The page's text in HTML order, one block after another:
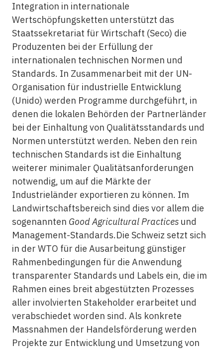
Integration in internationale
Wertschöpfungsketten unterstützt das
Staatssekretariat für Wirtschaft (Seco) die
Produzenten bei der Erfüllung der
internationalen technischen Normen und
Standards. In Zusammenarbeit mit der UN-
Organisation für industrielle Entwicklung
(Unido) werden Programme durchgeführt, in
denen die lokalen Behörden der Partnerländer
bei der Einhaltung von Qualitätsstandards und
Normen unterstützt werden. Neben den rein
technischen Standards ist die Einhaltung
weiterer minimaler Qualitätsanforderungen
notwendig, um auf die Märkte der
Industrieländer exportieren zu können. Im
Landwirtschaftsbereich sind dies vor allem die
sogenannten Good Agricultural Practicesund
Management-Standards.Die Schweiz setzt sich
in der WTO für die Ausarbeitung günstiger
Rahmenbedingungen für die Anwendung
transparenter Standards und Labels ein, die im
Rahmen eines breit abgestützten Prozesses
aller involvierten Stakeholder erarbeitet und
verabschiedet worden sind. Als konkrete
Massnahmen der Handelsförderung werden
Projekte zur Entwicklung und Umsetzung von